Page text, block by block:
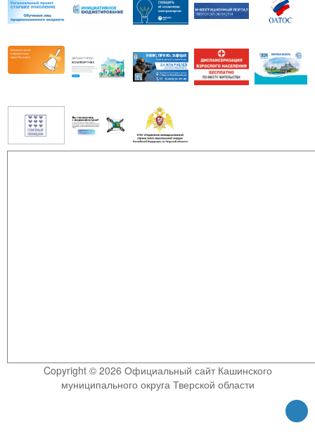
Copyright © 2026 Официальный сайт Кашинского
муниципального округа Тверской области